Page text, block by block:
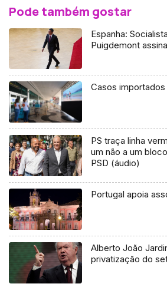
Pode também gostar
Espanha:
Puigdemont
Casos importados
PS traça linha
um não a um
PSD (áudio)
Portugal apoia
Alberto João
privatização do